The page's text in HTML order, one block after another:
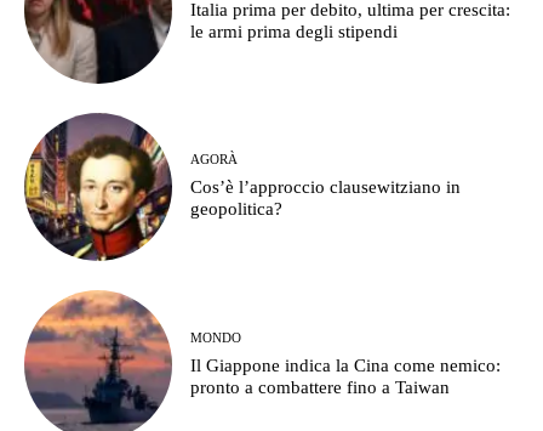
Italia prima per debito, ultima per crescita:
le armi prima degli stipendi
AGORÀ
Cos’è l’approccio clausewitziano in
geopolitica?
MONDO
Il Giappone indica la Cina come nemico:
pronto a combattere fino a Taiwan